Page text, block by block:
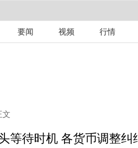
要闻 视频 行情
文
等待时机 各货币调整纠